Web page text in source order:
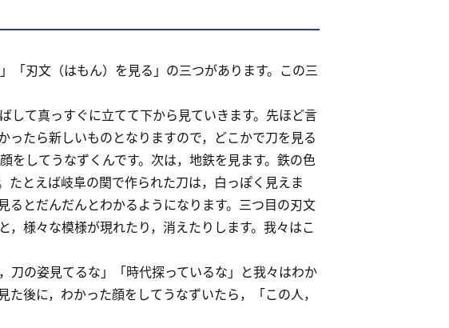
刃文（はもん）を見る」の三つがあります。この三
て真っすぐに立てて下から見ていきます。先ほど言
ったら新しいものとなりますので，どこかで刀を見る
をしてうなずくんです。次は，地鉄を見ます。鉄の色
たとえば岐阜の関で作られた刀は，白っぽく見えま
るとだんだんとわかるようになります。三つ目の刃文
様々な模様が現れたり，消えたりします。我々はこ
の姿見てるな」「時代探っているな」と我々はわか
後に，わかった顔をしてうなずいたら，「この人，